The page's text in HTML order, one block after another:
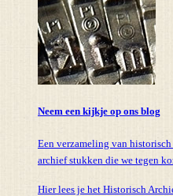
Neem een kijkje op ons blog
Een verzameling van
archief stukken die we tegen
Hier lees je het Historisch